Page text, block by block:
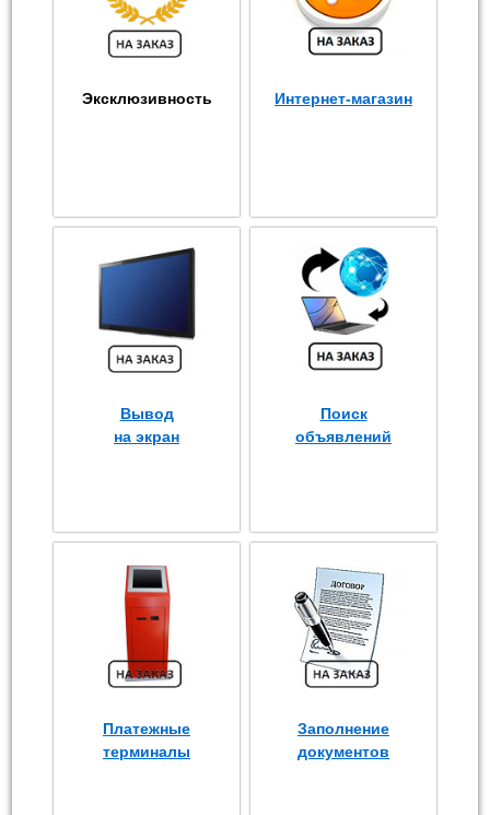
Эксклюзивность Интернет-магазин
Вывод
на экран
Поиск
объявлений
Платежные
терминалы
Заполнение
документов